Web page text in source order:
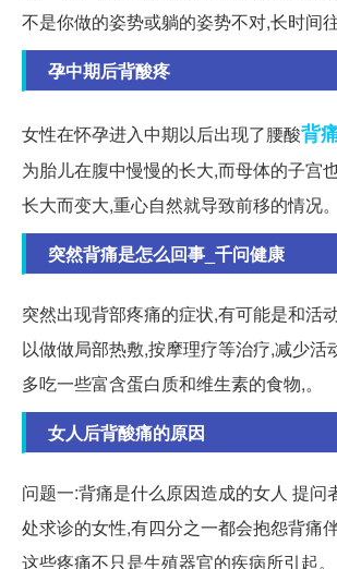
不是你做的姿势或躺的姿势不对,长时间往
孕中期后背酸疼
女性在怀孕进入中期以后出现了腰酸背
为胎儿在腹中慢慢的长大,而母体的子宫
长大而变大,重心自然就导致前移的情况。
突然背痛是怎么回事_千问健康
突然出现背部疼痛的症状,有可能是和活
以做做局部热敷,按摩理疗等治疗,减少活
多吃一些富含蛋白质和维生素的食物,。
女人后背酸痛的原因
问题一:背痛是什么原因造成的女人 提问
处求诊的女性,有四分之一都会抱怨背痛
这些疼痛不只是生殖器官的疾病所引起。